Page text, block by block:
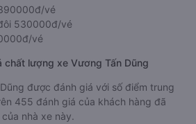
vé
530000đ/vé
vé
chất lượng xe Vương Tấn Dũng
được đánh giá với số điểm trung
455 đánh giá của khách hàng đã
nhà xe này.